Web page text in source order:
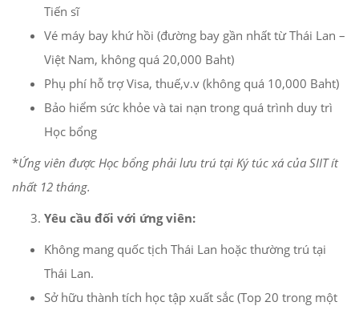
Tiến sĩ
Vé máy bay khứ hồi (đường bay gần nhất từ Thái Lan –
Việt Nam, không quá 20,000 Baht)
Phụ phí hỗ trợ Visa, thuế,v.v (không quá 10,000 Baht)
Bảo hiểm sức khỏe và tai nạn trong quá trình duy trì
Học bổng
*Ứng viên được Học bổng phải lưu trú tại Ký túc xá của SIIT ít
nhất 12 tháng.
Yêu cầu đối với ứng viên:
Không mang quốc tịch Thái Lan hoặc thường trú tại
Thái Lan.
Sở hữu thành tích học tập xuất sắc (Top 20 trong một